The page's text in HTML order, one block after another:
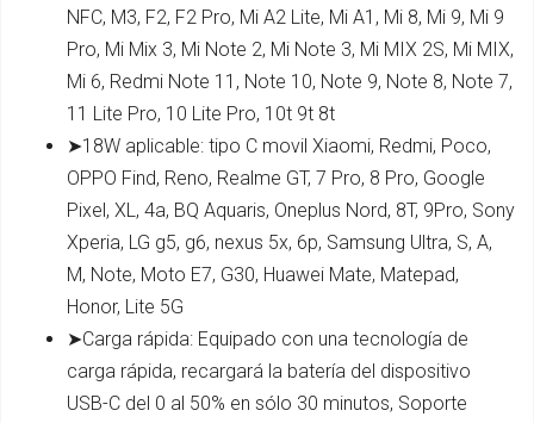
NFC, M3, F2, F2 Pro, Mi A2 Lite, Mi A1, Mi 8, Mi 9, Mi 9
Pro, Mi Mix 3, Mi Note 2, Mi Note 3, Mi MIX 2S, Mi MIX,
Mi 6, Redmi Note 11, Note 10, Note 9, Note 8, Note 7,
11 Lite Pro, 10 Lite Pro, 10t 9t 8t
➤18W aplicable: tipo C movil Xiaomi, Redmi, Poco,
OPPO Find, Reno, Realme GT, 7 Pro, 8 Pro, Google
Pixel, XL, 4a, BQ Aquaris, Oneplus Nord, 8T, 9Pro, Sony
Xperia, LG g5, g6, nexus 5x, 6p, Samsung Ultra, S, A,
M, Note, Moto E7, G30, Huawei Mate, Matepad,
Honor, Lite 5G
➤Carga rápida: Equipado con una tecnología de
carga rápida, recargará la batería del dispositivo
USB-C del 0 al 50% en sólo 30 minutos, Soporte